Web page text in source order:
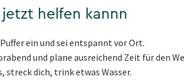
helfen kannn
ein und sei entspannt vor Ort.
und plane ausreichend Zeit für den
streck dich, trink etwas Wasser.